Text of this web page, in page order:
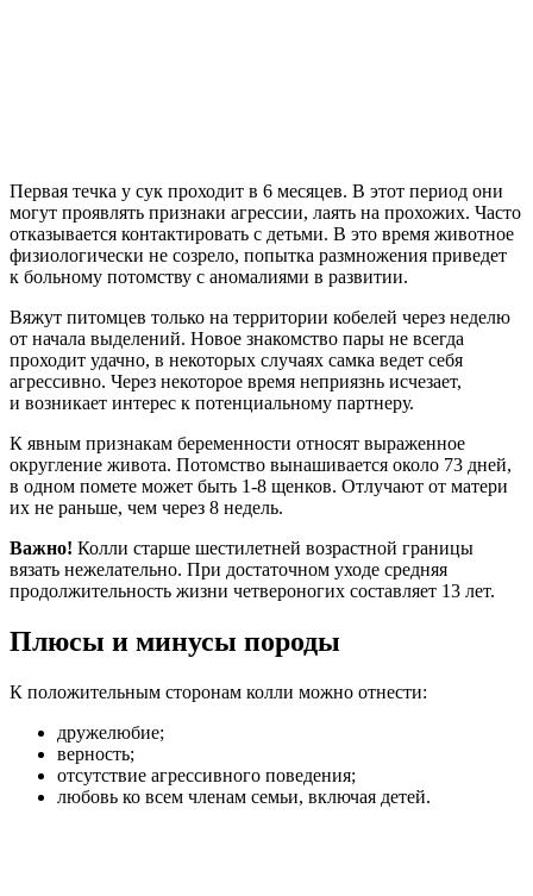
Первая течка у сук проходит в 6 месяцев. В этот период они
могут проявлять признаки агрессии, лаять на прохожих. Часто
отказывается контактировать с детьми. В это время животное
физиологически не созрело, попытка размножения приведет
к больному потомству с аномалиями в развитии.
Вяжут питомцев только на территории кобелей через неделю
от начала выделений. Новое знакомство пары не всегда
проходит удачно, в некоторых случаях самка ведет себя
агрессивно. Через некоторое время неприязнь исчезает,
и возникает интерес к потенциальному партнеру.
К явным признакам беременности относят выраженное
округление живота. Потомство вынашивается около 73 дней,
в одном помете может быть 1-8 щенков. Отлучают от матери
их не раньше, чем через 8 недель.
Важно! Колли старше шестилетней возрастной границы
вязать нежелательно. При достаточном уходе средняя
продолжительность жизни четвероногих составляет 13 лет.
Плюсы и минусы породы
К положительным сторонам колли можно отнести:
дружелюбие;
верность;
отсутствие агрессивного поведения;
любовь ко всем членам семьи, включая детей.